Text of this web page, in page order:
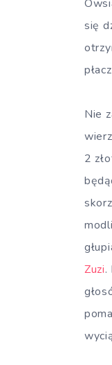
się
Nie
2
Zuzi.